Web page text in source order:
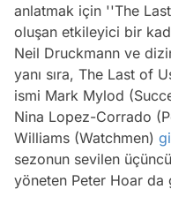
anlatmak için ''The
oluşan etkileyici bir
Neil Druckmann ve
yanı sıra, The Last of
ismi Mark Mylod
Nina Lopez-Corrado
Williams (Watchmen)
sezonun sevilen
yöneten Peter Hoar da